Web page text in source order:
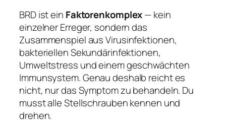
BRD ist ein Faktorenkomplex— kein
einzelner Erreger, sondern das
Zusammenspiel aus Virusinfektionen,
bakteriellen Sekundärinfektionen,
Umweltstress und einem geschwächten
Immunsystem. Genau deshalb reicht es
nicht, nur das Symptom zu behandeln. Du
musst alle Stellschrauben kennen und
drehen.